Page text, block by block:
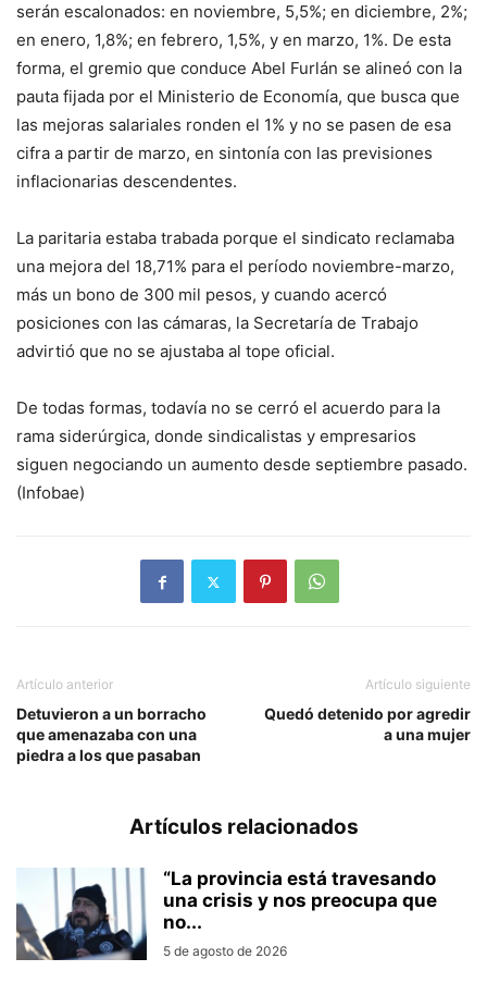
serán escalonados: en noviembre, 5,5%; en diciembre, 2%;
en enero, 1,8%; en febrero, 1,5%, y en marzo, 1%. De esta
forma, el gremio que conduce Abel Furlán se alineó con la
pauta fijada por el Ministerio de Economía, que busca que
las mejoras salariales ronden el 1% y no se pasen de esa
cifra a partir de marzo, en sintonía con las previsiones
inflacionarias descendentes.
La paritaria estaba trabada porque el sindicato reclamaba
una mejora del 18,71% para el período noviembre-marzo,
más un bono de 300 mil pesos, y cuando acercó
posiciones con las cámaras, la Secretaría de Trabajo
advirtió que no se ajustaba al tope oficial.
De todas formas, todavía no se cerró el acuerdo para la
rama siderúrgica, donde sindicalistas y empresarios
siguen negociando un aumento desde septiembre pasado.
(Infobae)
Artículo anterior
Detuvieron a un borracho
que amenazaba con una
piedra a los que pasaban
Artículo siguiente
Quedó detenido por agredir
a una mujer
Artículos relacionados
“La provincia está travesando
una crisis y nos preocupa que
no...
5 de agosto de 2026